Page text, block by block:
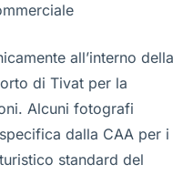
all’interno della
di Tivat per la
Alcuni fotografi
dalla CAA per i
standard del